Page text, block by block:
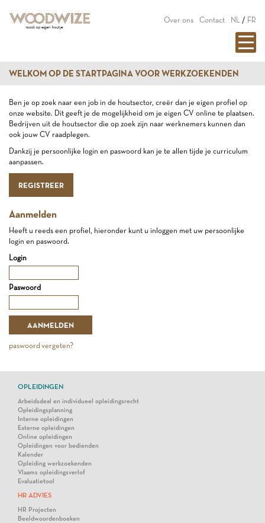
Over ons Contact NL / FR
WELKOM OP DE STARTPAGINA VOOR WERKZOEKENDEN
Ben je op zoek naar een job in de houtsector, creër dan je eigen profiel op
onze website. Dit geeft je de mogelijkheid om je eigen CV online te plaatsen.
Bedrijven uit de houtsector die op zoek zijn naar werknemers kunnen dan
ook jouw CV raadplegen.
Dankzij je persoonlijke login en paswoord kan je te allen tijde je curriculum
aanpassen.
REGISTREER
Aanmelden
Heeft u reeds een profiel, hieronder kunt u inloggen met uw persoonlijke
login en paswoord.
Login
Paswoord
paswoord vergeten?
OPLEIDINGEN
Arbeidsdeal en individueel opleidingsrecht
Opleidingsplanning
Interne opleidingen
Externe opleidingen
Online opleidingen
Opleidingen voor bedienden
Kalender
Opleiding werkzoekenden
Vlaams opleidingsverlof
Evaluatietool
HR ADVIES
HR Projecten
Beeldwoordenboeken